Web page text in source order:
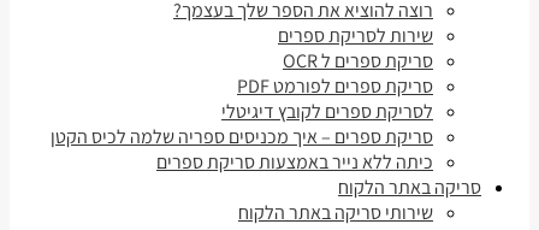
רוצה להוציא את הספר שלך בעצמך?
שירות לסריקת ספרים
סריקת ספרים ל OCR
סריקת ספרים לפורמט PDF
לסריקת ספרים לקובץ דיגיטלי
סריקת ספרים – איך מכניסים ספריה שלמה לכיס הקטן
כיתה ללא נייר באמצעות סריקת ספרים
סריקה באתר הלקוח
שירותי סריקה באתר הלקוח